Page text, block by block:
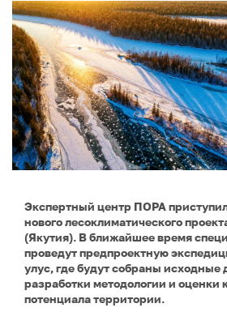
Экспертный центр ПОРА приступил
нового лесоклиматического
(Якутия). В ближайшее время
проведут предпроектную
улус, где будут собраны исходные
разработки методологии и оценки
потенциала территории.